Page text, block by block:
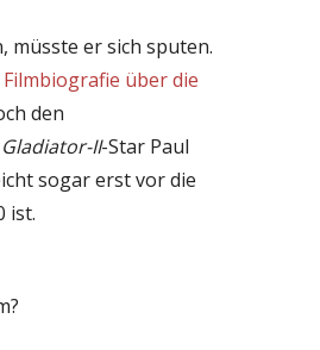
müsste er sich sputen.
über die
den
Gladiator-II-Star Paul
sogar erst vor die
ist.